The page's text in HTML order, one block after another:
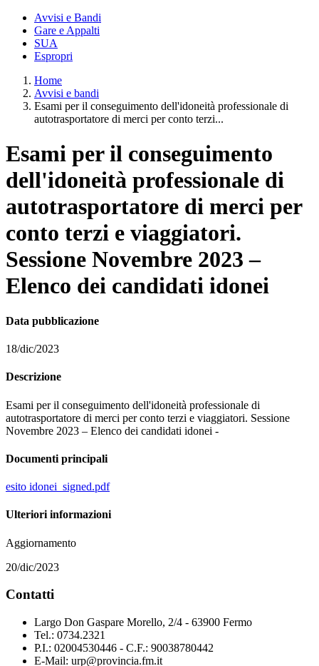
Avvisi e Bandi
Gare e Appalti
SUA
Espropri
Home
Avvisi e bandi
Esami per il conseguimento dell'idoneità professionale di
autotrasportatore di merci per conto terzi...
Esami per il conseguimento
dell'idoneità professionale di
autotrasportatore di merci per
conto terzi e viaggiatori.
Sessione Novembre 2023 –
Elenco dei candidati idonei
Data pubblicazione
18/dic/2023
Descrizione
Esami per il conseguimento dell'idoneità professionale di
autotrasportatore di merci per conto terzi e viaggiatori. Sessione
Novembre 2023 – Elenco dei candidati idonei -
Documenti principali
esito idonei_signed.pdf
Ulteriori informazioni
Aggiornamento
20/dic/2023
Contatti
Largo Don Gaspare Morello, 2/4 - 63900 Fermo
Tel.: 0734.2321
P.I.: 02004530446 - C.F.: 90038780442
E-Mail: urp@provincia.fm.it